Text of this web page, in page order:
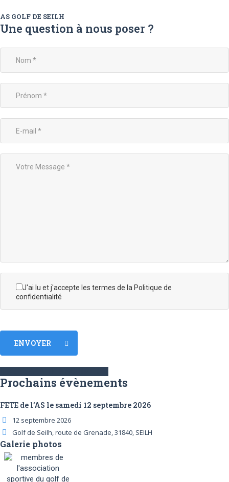
AS GOLF DE SEILH
Une question à nous poser ?
J'ai lu et j'accepte les termes de la Politique de
confidentialité
ENVOYER
Prochains évènements
FETE de l’AS le samedi 12 septembre 2026
12 septembre 2026
Golf de Seilh, route de Grenade, 31840, SEILH
Galerie photos